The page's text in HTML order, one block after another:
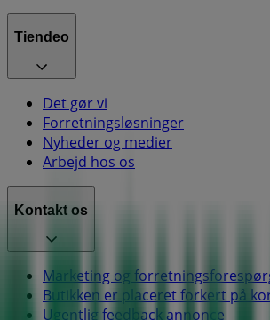
Tiendeo
Det gør vi
Forretningsløsninger
Nyheder og medier
Arbejd hos os
Kontakt os
Marketing og
Butikken er placeret forkert på
Ugentlig feedback annonce